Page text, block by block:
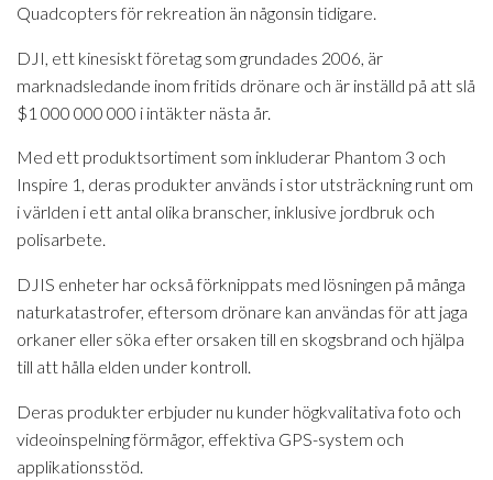
Quadcopters för rekreation än någonsin tidigare.
DJI, ett kinesiskt företag som grundades 2006, är
marknadsledande inom fritids drönare och är inställd på att slå
$1 000 000 000 i intäkter nästa år.
Med ett produktsortiment som inkluderar Phantom 3 och
Inspire 1, deras produkter används i stor utsträckning runt om
i världen i ett antal olika branscher, inklusive jordbruk och
polisarbete.
DJIS enheter har också förknippats med lösningen på många
naturkatastrofer, eftersom drönare kan användas för att jaga
orkaner eller söka efter orsaken till en skogsbrand och hjälpa
till att hålla elden under kontroll.
Deras produkter erbjuder nu kunder högkvalitativa foto och
videoinspelning förmågor, effektiva GPS-system och
applikationsstöd.